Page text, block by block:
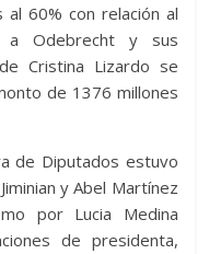
60% con relación al
a Odebrecht y sus
Cristina Lizardo se
de 1376 millones
de Diputados estuvo
y Abel Martínez
por Lucia Medina
de presidenta,